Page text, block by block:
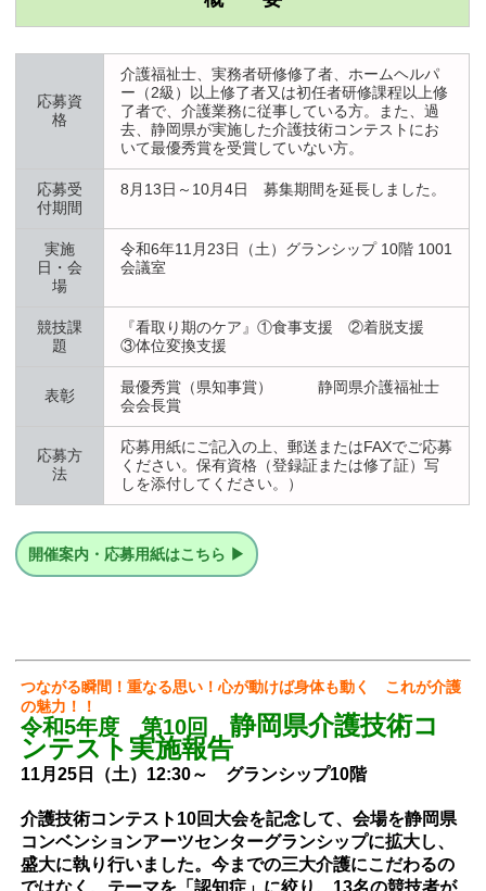
応募資
格
介護福祉士、実務者研修修了者、ホームヘルパ
ー（2級）以上修了者又は初任者研修課程以上修
了者で、介護業務に従事している方。また、過
去、静岡県が実施した介護技術コンテストにお
いて最優秀賞を受賞していない方。
応募受
付期間
8月13日～10月4日 募集期間を延長しました。
実施
日・会
場
令和6年11月23日（土）グランシップ 10階 1001
会議室
競技課
題
『看取り期のケア』①食事支援 ②着脱支援
③体位変換支援
表彰
最優秀賞（県知事賞） 静岡県介護福祉士
会会長賞
応募方
法
応募用紙にご記入の上、郵送またはFAXでご応募
ください。保有資格（登録証または修了証）写
しを添付してください。）
開催案内・応募用紙はこちら ▶
つながる瞬間！重なる思い！心が動けば身体も動く これが介護
の魅力！！
令和5年度 第10回静岡県介護技術コ
ンテスト実施報告
11月25日 （土）12:30～ グランシップ10階
介護技術コンテスト10回大会を記念して、会場を静岡県
コンベンションアーツセンターグランシップに拡大し、
盛大に執り行いました。今までの三大介護にこだわるの
ではなく、テーマを「認知症」に絞り、13名の競技者が